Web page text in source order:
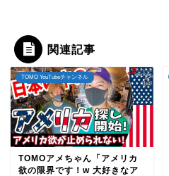
関連記事
TOMO YouTubeチャンネル
TOMOアメちゃん「アメリカ
欲の限界です！w 大好きなア